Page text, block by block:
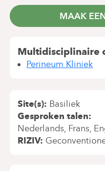
MAAK
Multidisciplinaire
Perineum Kliniek
Site(s) Basiliek
Gesproken talen
Nederlands Frans
RIZIV